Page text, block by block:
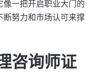
像一把开启职业大门的
断努力和市场认可来撑
咨询师证